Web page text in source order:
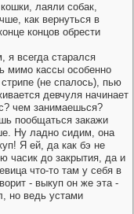
лаяли собак,
как вернуться в
концов обрести
я всегда старался
мимо кассы особенно
(не спалось), пью
девчуля начинает
чем занимаешься?
пообщаться закажи
Ну ладно сидим, она
Я ей, да как бэ не
часик до закрытия, да и
что-то там у себя в
- выкуп он же эта -
но ведь устами